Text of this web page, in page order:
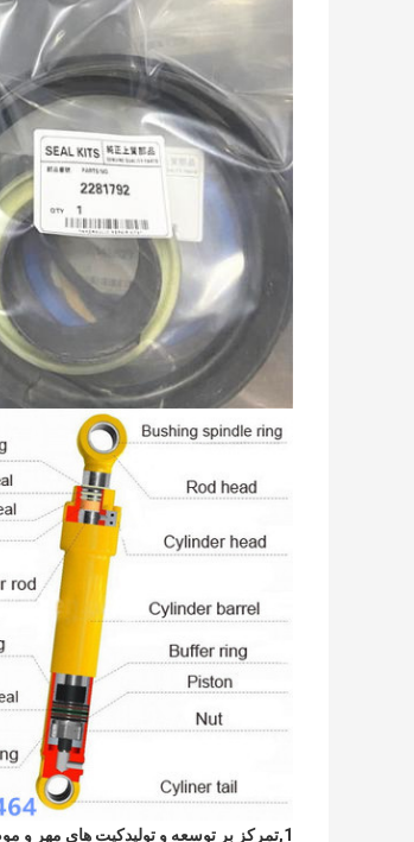
1
,تمرکز بر توسعه و تولیدکیت های مهر و موم